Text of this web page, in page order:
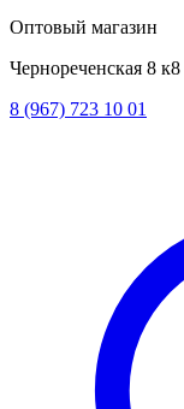
Оптовый магазин
Чернореченская 8 к8
8 (967) 723 10 01